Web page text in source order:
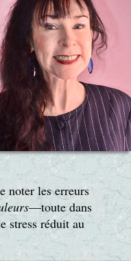
noter les erreurs
—toute dans
stress réduit au